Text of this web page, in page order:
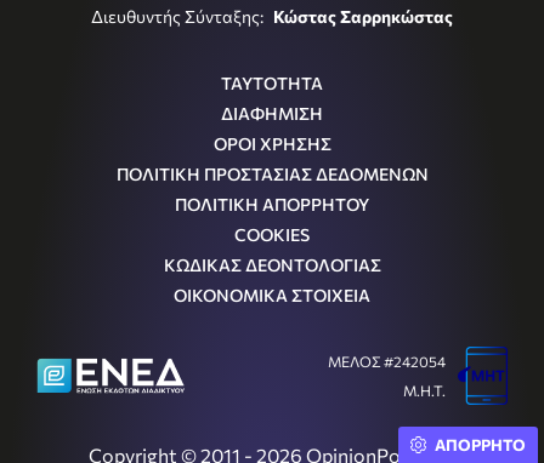
Διευθυντής Σύνταξης: Κώστας Σαρρηκώστας
ΤΑΥΤΟΤΗΤΑ
ΔΙΑΦΗΜΙΣΗ
ΟΡΟΙ ΧΡΗΣΗΣ
ΠΟΛΙΤΙΚΗ ΠΡΟΣΤΑΣΙΑΣ ΔΕΔΟΜΕΝΩΝ
ΠΟΛΙΤΙΚΗ ΑΠΟΡΡΗΤΟΥ
COOKIES
ΚΩΔΙΚΑΣ ΔΕΟΝΤΟΛΟΓΙΑΣ
ΟΙΚΟΝΟΜΙΚΑ ΣΤΟΙΧΕΙΑ
Copyright © 2011 - 2026 OpinionPost S.A.
ΜΕΛΟΣ #242054
Μ.Η.Τ.
ΑΠΟΡΡΗΤΟ